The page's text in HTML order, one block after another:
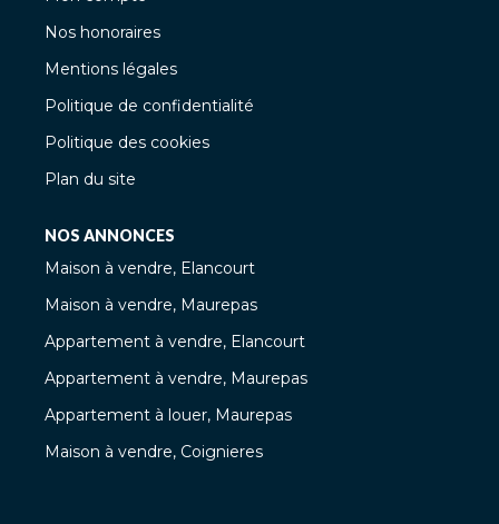
Nos honoraires
Mentions légales
Politique de confidentialité
Politique des cookies
Plan du site
NOS ANNONCES
Maison à vendre, Elancourt
Maison à vendre, Maurepas
Appartement à vendre, Elancourt
Appartement à vendre, Maurepas
Appartement à louer, Maurepas
Maison à vendre, Coignieres